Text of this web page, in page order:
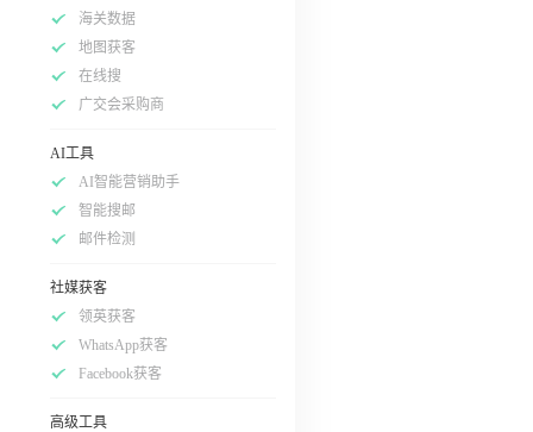
海关数据
地图获客
在线搜
广交会采购商
AI工具
AI智能营销助手
智能搜邮
邮件检测
社媒获客
领英获客
WhatsApp获客
Facebook获客
高级工具